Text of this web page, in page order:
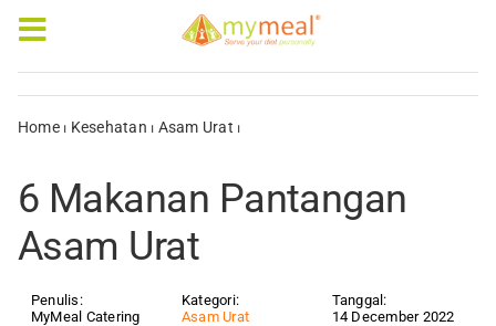
Toggle
Navigation
Caterings
Home⏐ Kesehatan ⏐ Asam Urat ⏐
6 Makanan Pantangan
Asam Urat
Penulis:
MyMeal Catering
Kategori:
Asam Urat
Tanggal:
14 December 2022